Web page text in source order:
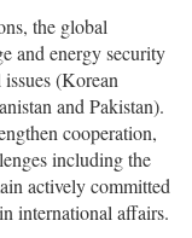
the global
and energy security
(Korean
and Pakistan).
cooperation,
including the
actively committed
international affairs.